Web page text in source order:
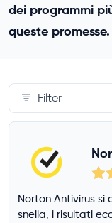
dei programmi
queste promesse.
Filter
Numero di
almeno 5
Norton Antivirus
snella, i risultati